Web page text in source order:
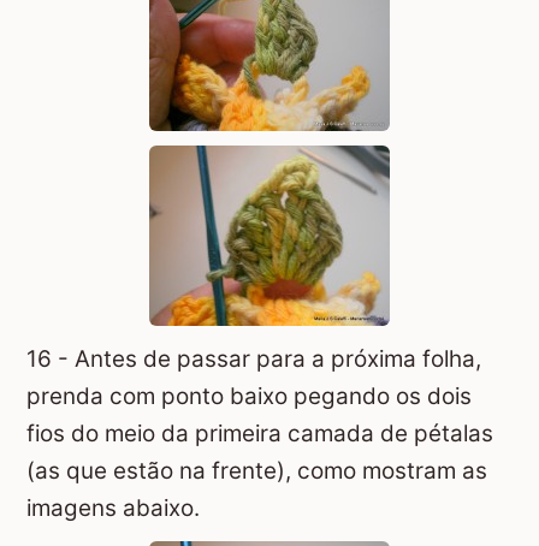
16 - Antes de passar para a próxima folha,
prenda com ponto baixo pegando os dois
fios do meio da primeira camada de pétalas
(as que estão na frente), como mostram as
imagens abaixo.